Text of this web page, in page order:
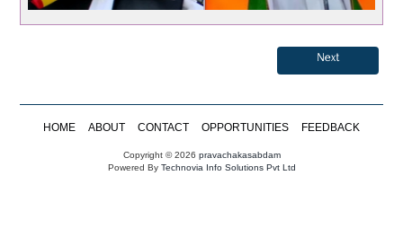
Next
HOME ABOUT CONTACT OPPORTUNITIES FEEDBACK
Copyright © 2026 pravachakasabdam
Powered ByTechnovia Info Solutions Pvt Ltd